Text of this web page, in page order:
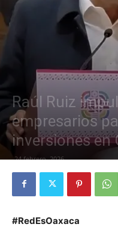
Raúl Ruiz
empresarios
inversiones en
24 febrero, 2026
#RedEsOaxaca